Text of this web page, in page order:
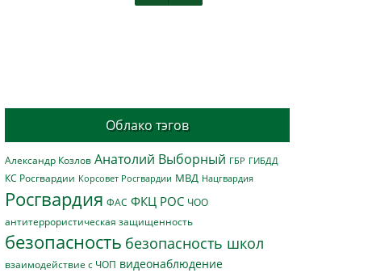
Облако тэгов
Александр Козлов Анатолий Выборный ГБР ГИБДД
КС Росгвардии Корсовет Росгвардии МВД Нацгвардия
Росгвардия ФАС ФКЦ РОС ЧОО
антитеррористическая защищенность
безопасность безопасность школ
взаимодействие с ЧОП видеонаблюдение